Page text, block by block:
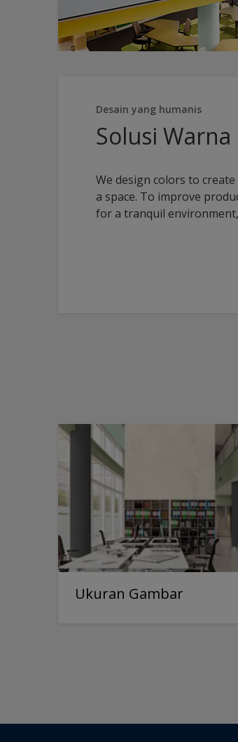
Desain yang humanis
Solusi Warna
We design colors to
a space. To improve
for a tranquil
Ukuran Gambar